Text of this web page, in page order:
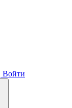
Войти